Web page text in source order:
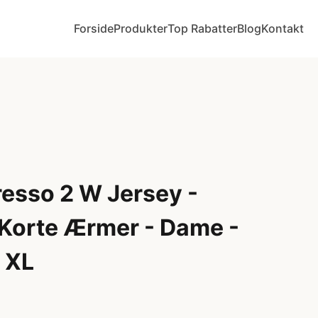
ForsideProdukterTop RabatterBlogKontakt
2 W Jersey -
Ærmer - Dame -